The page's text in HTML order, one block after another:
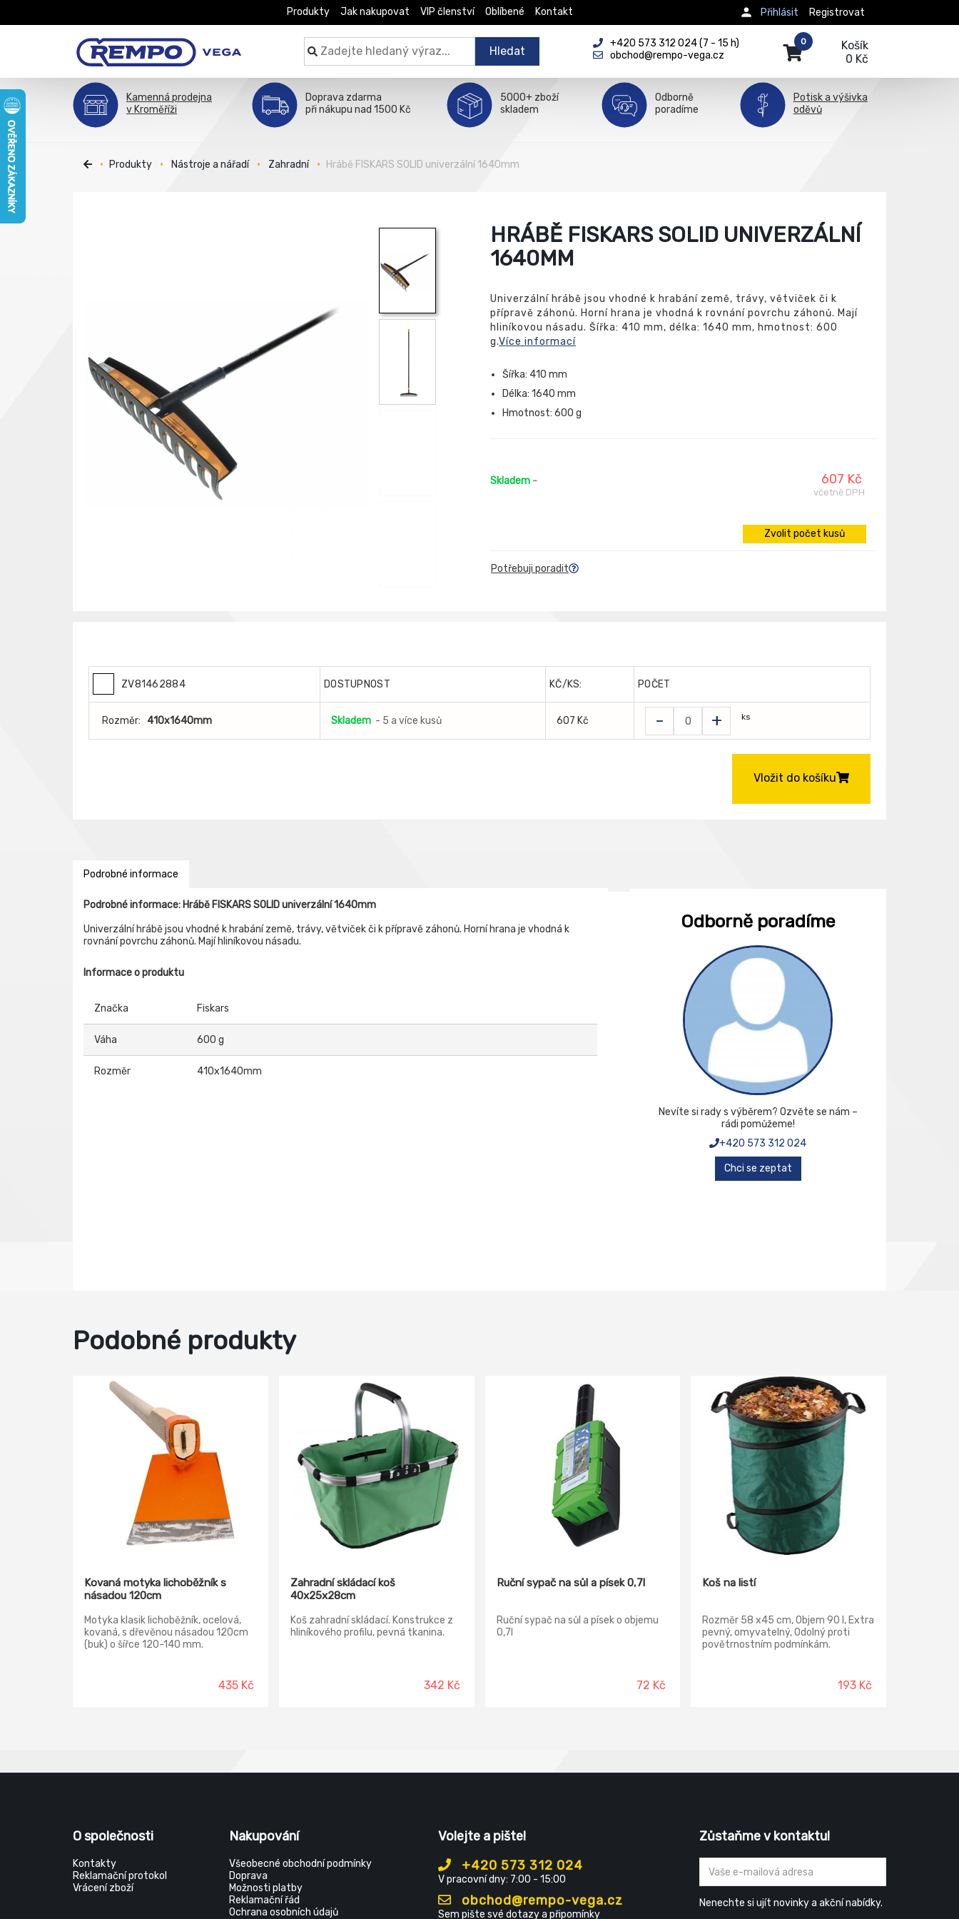
Produkty Jak nakupovat VIP členství Oblíbené Kontakt Registrovat
Přihlásit
Hledat
+420 573 312 024 (7 - 15 h)
obchod@rempo-vega.cz
Košík
0 Kč
0
Kamenná prodejna
v Kroměříži
Doprava zdarma
při nákupu nad 1500 Kč
5000+ zboží
skladem
Odborně
poradíme
Potisk a výšivka
oděvů
Produkty Nástroje a nářadí Zahradní Hrábě FISKARS SOLID univerzální 1640mm
HRÁBĚ FISKARS SOLID UNIVERZÁLNÍ
1640MM
Univerzální hrábě jsou vhodné k hrabání země, trávy, větviček či k
přípravě záhonů. Horní hrana je vhodná k rovnání povrchu záhonů. Mají
hliníkovou násadu. Šířka: 410 mm, délka: 1640 mm, hmotnost: 600
g.Více informací
Šířka: 410 mm
Délka: 1640 mm
Hmotnost: 600 g
Skladem - 607 Kč
včetně DPH
Zvolit počet kusů
Potřebuji poradit
ZV81462884 DOSTUPNOST KČ/KS: POČET
Rozměr: 410x1640mm Skladem - 5 a více kusů 607 Kč - + ks
Vložit do košíku
Podrobné informace
Podrobné informace: Hrábě FISKARS SOLID univerzální 1640mm
Univerzální hrábě jsou vhodné k hrabání země, trávy, větviček či k přípravě záhonů. Horní hrana je vhodná k
rovnání povrchu záhonů. Mají hliníkovou násadu.
Informace o produktu
Značka Fiskars
Váha 600 g
Rozměr 410x1640mm
Odborně poradíme
Nevíte si rady s výběrem? Ozvěte se nám –
rádi pomůžeme!
+420 573 312 024
Chci se zeptat
Podobné produkty
Kovaná motyka lichoběžník s
násadou 120cm
Motyka klasik lichoběžník, ocelová,
kovaná, s dřevěnou násadou 120cm
(buk) o šířce 120-140 mm.
435 Kč
Zahradní skládací koš
40x25x28cm
Koš zahradní skládací. Konstrukce z
hliníkového profilu, pevná tkanina.
342 Kč
Ruční sypač na sůl a písek 0,7l
Ruční sypač na sůl a písek o objemu
0,7l
72 Kč
Koš na listí
Rozměr 58 x45 cm, Objem 90 l, Extra
pevný, omyvatelný, Odolný proti
povětrnostním podmínkám.
193 Kč
O společnosti
Kontakty
Reklamační protokol
Vrácení zboží
Nakupování
Všeobecné obchodní podmínky
Doprava
Možnosti platby
Reklamační řád
Ochrana osobních údajů
Volejte a pište!
+420 573 312 024
V pracovní dny: 7:00 - 15:00
obchod@rempo-vega.cz
Sem pište své dotazy a připomínky
Zůstaňme v kontaktu!
Nenechte si ujít novinky a akční nabídky.